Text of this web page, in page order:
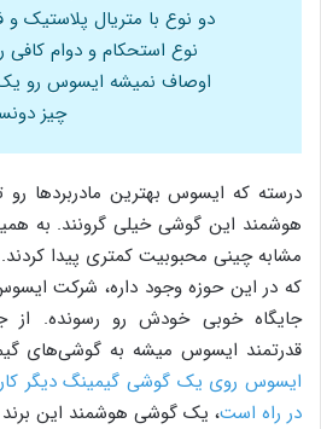
دو نوع با متریال پلاستیک
نوع استحکام و دوام کافی
اوصاف نمیشه ایسوس رو
چیز
درسته که ایسوس بهترین مادربردها رو
هوشمند این گوشی خیلی گرونند. به
مشابه چینی محبوبیت کمتری پیدا کردند.
که در این حوزه وجود داره، شرکت
جایگاه خوبی خودش رو رسونده. از
قدرتمند ایسوس میشه به گوشی‌های
در راه است، یک گوشی هوشمند این برند